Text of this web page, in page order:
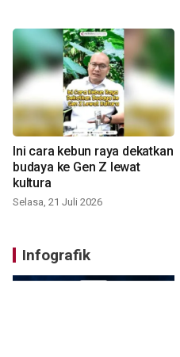
Ini cara kebun raya dekatkan
budaya ke Gen Z lewat
kultura
Selasa, 21 Juli 2026
Infografik